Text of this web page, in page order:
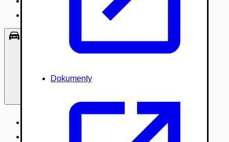
Dokumenty
Príslušenstvo, Oblečenie